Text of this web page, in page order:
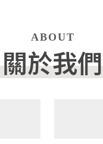
ABOUT
關於我們